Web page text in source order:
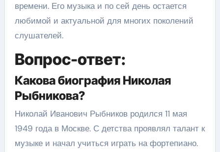
времени. Его музыка и по сей день остается
любимой и актуальной для многих поколений
слушателей.
Вопрос-ответ:
Какова биография Николая
Рыбникова?
Николай Иванович Рыбников родился 11 мая
1949 года в Москве. С детства проявлял талант к
музыке и начал учиться играть на фортепиано.